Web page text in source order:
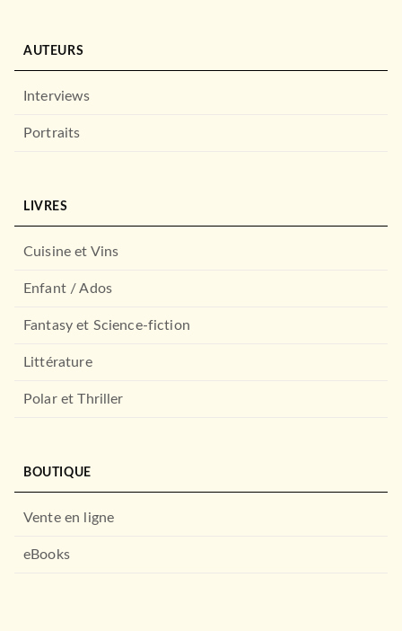
AUTEURS
Interviews
Portraits
LIVRES
Cuisine et Vins
Enfant / Ados
Fantasy et Science-fiction
Littérature
Polar et Thriller
BOUTIQUE
Vente en ligne
eBooks